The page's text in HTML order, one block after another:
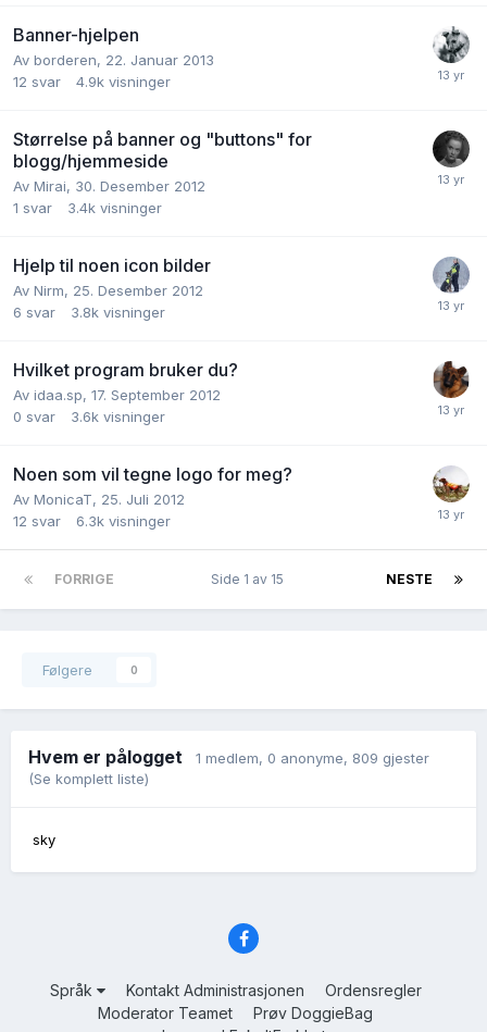
Banner-hjelpen
Av borderen, 22. Januar 2013
12 svar 4.9k visninger
Størrelse på banner og "buttons" for
blogg/hjemmeside
Av Mirai, 30. Desember 2012
1 svar 3.4k visninger
Hjelp til noen icon bilder
Av Nirm, 25. Desember 2012
6 svar 3.8k visninger
Hvilket program bruker du?
Av idaa.sp, 17. September 2012
0 svar 3.6k visninger
Noen som vil tegne logo for meg?
Av MonicaT, 25. Juli 2012
12 svar 6.3k visninger
FORRIGE NESTE
Side 1 av 15
Følgere 0
Hvem er pålogget 1 medlem, 0 anonyme, 809 gjester
(Se komplett liste)
sky
Språk Kontakt Administrasjonen
Ordensregler
Moderator Teamet
Prøv DoggieBag